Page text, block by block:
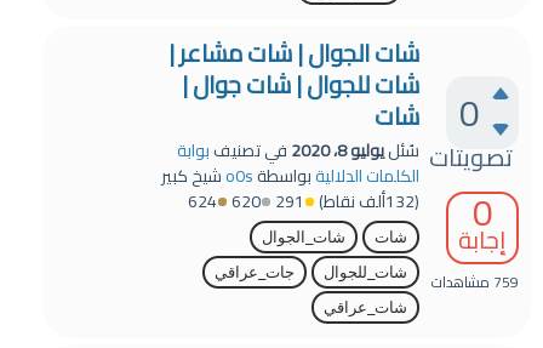
0
تصويتات
0
إجابة
759 مشاهدات
شات الجوال | شات مشاعر |
شات للجوال | شات جوال |
شات
سُئليوليو 8، 2020 في تصنيفبوابة
الكلمات الدلاليةبواسطةo0sشيخ كبير
(132ألف نقاط) 291
620
624
شات
شات_الجوال
شات_للجوال
جات_عراقي
شات_عراقي